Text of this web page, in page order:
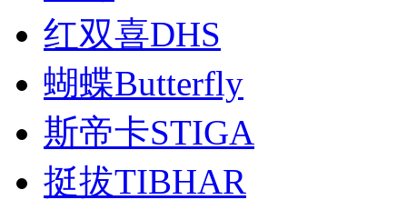
红双喜DHS
蝴蝶Butterfly
斯帝卡STIGA
挺拔TIBHAR